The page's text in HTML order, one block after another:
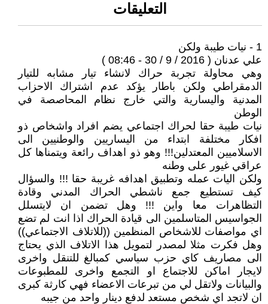
التعليقات
1 - نيات طيبة ولكن
علي عدنان ( 2016 / 9 / 30 - 08:46 )
وهي محاولة تجربة حراك لانشاء تيار مشابه للتيار
الدمقراطي ولكن باطار يؤكد عدم اشتراك الاحزاب
المدنية واليسارية والتي خارج نظام المحاصصة في
الوطن
نيات طيبة حقا لحراك اجتماعي يضم افراد واشخاص ذو
افكار مختلفة ابتداء من اليساريين والوطنيين الى
الاسلاميين المعتدلين!!! وهو ذو اهداف رائعة ويتمناها كل
عراقي غيور على وطنه
ولكن اليات عمله وتطبيق اهدافه غريبة حقا !!! والسؤال
كيف تستطيع جمع ناشطي الحراك المدني وقادة
التظاهرات معا واين !!! وهل تضمن ان لايتسلل
الجواسيس المتاسلمين الى قيادة الحراك اذا انت لم تضع
اي مواصفات للاشخاص المنظمين ((للاتلاف الاجتماعي))
وهل فكرت مثلا لمصدر لتمويل هذا الاتلاف الذي يحتاج
الى مصاريف كاي حزب سياسي كمبالغ للتنقل واخرى
لايجار اماكن للاجتماع او التجمع واخرى للمطبوعات
والبيانات ولاتقل لي من تبرعات الاعضاء فهي كارثة كبرى
ان لاتجد اي شخص مستعد لدفع دينار واحد من جيبه